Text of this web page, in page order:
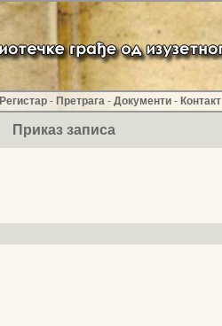
Регистар - Претрага - Документи - Контакт
Приказ записа